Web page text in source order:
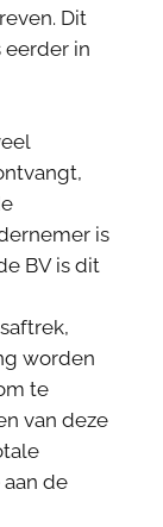
Dit
eerder in
is
BV is dit
worden
te
van deze
de